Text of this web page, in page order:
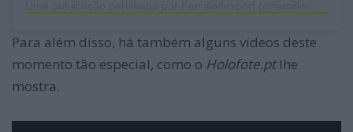
Para além disso, há também alguns vídeos deste
momento tão especial, como o Holofote.ptlhe
mostra.